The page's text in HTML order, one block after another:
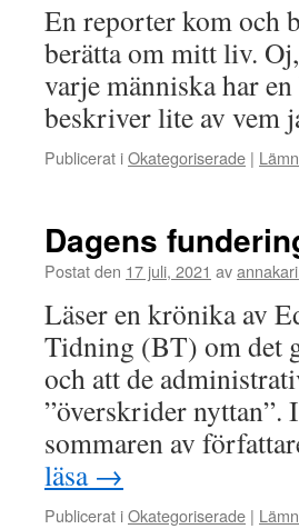
En reporter kom och
berätta om mitt liv.
varje människa har
beskriver lite av vem
Publicerat iOkategoriserade |
Dagens
Postat den 17 juli, 2021 av
Läser en krönika av
Tidning (BT) om det
och att de
”överskrider nyttan”.
sommaren av
läsa →
Publicerat iOkategoriserade |